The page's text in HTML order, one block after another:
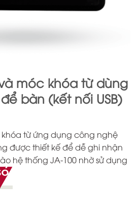
móc khóa từ dùng
bàn (kết nối USB)
từ ứng dụng công nghệ
được thiết kế để dễ ghi nhận
hệ thống JA-100 nhờ sử dụng